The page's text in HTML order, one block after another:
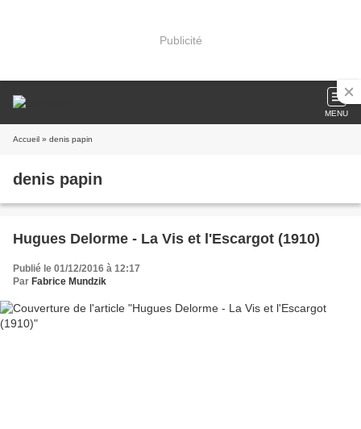
Publicité
MENU
Accueil » denis papin
denis papin
Hugues Delorme - La Vis et l'Escargot (1910)
Publié le 01/12/2016 à 12:17
Par Fabrice Mundzik